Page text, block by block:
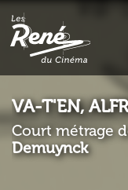
VA-T'EN,
Court métrage
Demuynck